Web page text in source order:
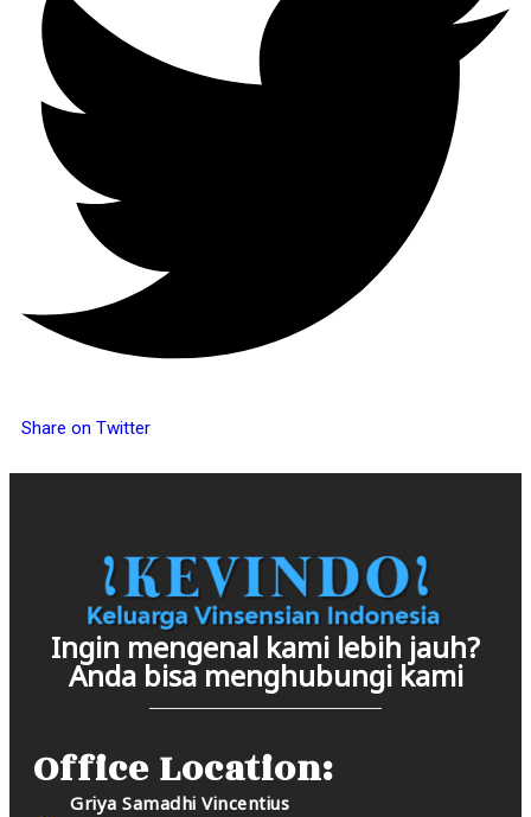
Share on Twitter
Ingin mengenal kami lebih jauh?
Anda bisa menghubungi kami
Office Location:
Griya Samadhi Vincentius